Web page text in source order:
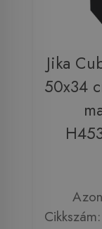
Jika
50x34